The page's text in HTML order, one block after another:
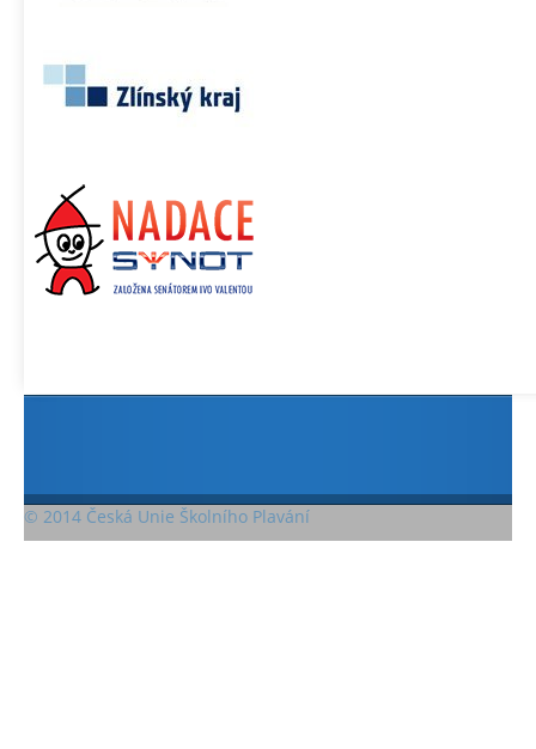
© 2014 Česká Unie Školního Plavání